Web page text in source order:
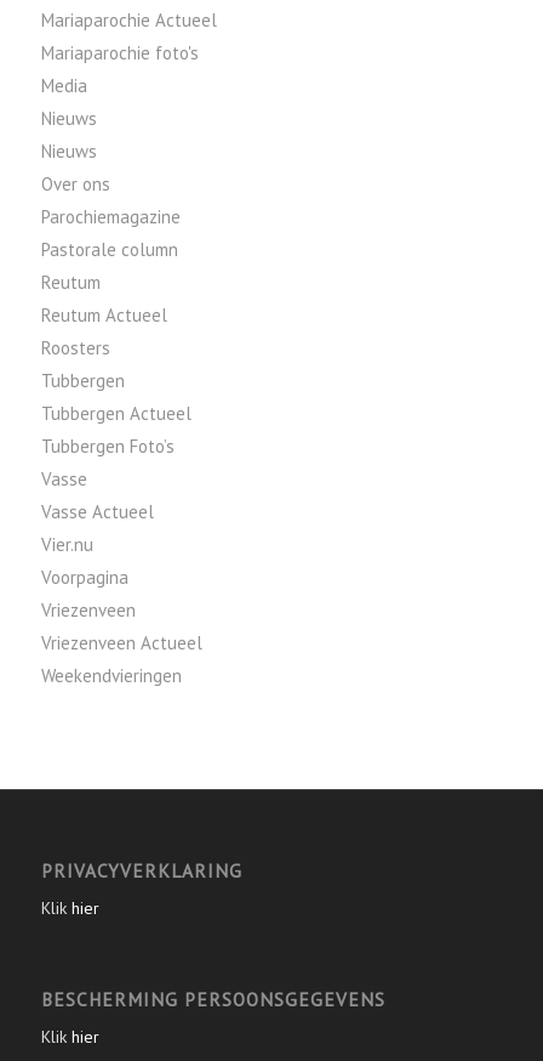
Mariaparochie Actueel
Mariaparochie foto's
Media
Nieuws
Nieuws
Over ons
Parochiemagazine
Pastorale column
Reutum
Reutum Actueel
Roosters
Tubbergen
Tubbergen Actueel
Tubbergen Foto’s
Vasse
Vasse Actueel
Vier.nu
Voorpagina
Vriezenveen
Vriezenveen Actueel
Weekendvieringen
PRIVACYVERKLARING
Klik hier
BESCHERMING PERSOONSGEGEVENS
Klik hier